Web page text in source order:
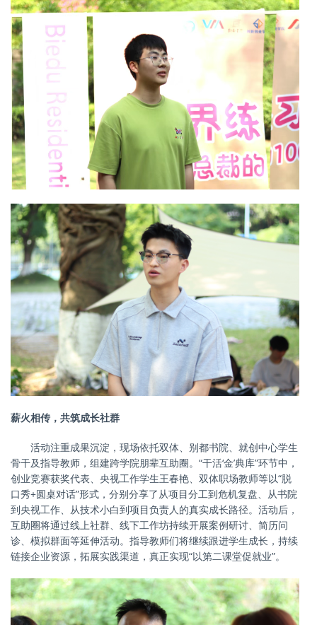
薪火相传，共筑成长社群
活动注重成果沉淀，现场依托双体、别都书院、就创中心学生
骨干及指导教师，组建跨学院朋辈互助圈。 “干活‘金’典库”环节中，
创业竞赛获奖代表、央视工作学生王春艳、双体职场教师等以“脱
口秀+圆桌对话”形式，分别分享了从项目分工到危机复盘、从书院
到央视工作、从技术小白到项目负责人的真实成长路径。活动后，
互助圈将通过线上社群、线下工作坊持续开展案例研讨、简历问
诊、模拟群面等延伸活动。指导教师们将继续跟进学生成长，持续
链接企业资源，拓展实践渠道，真正实现“以第二课堂促就业”。